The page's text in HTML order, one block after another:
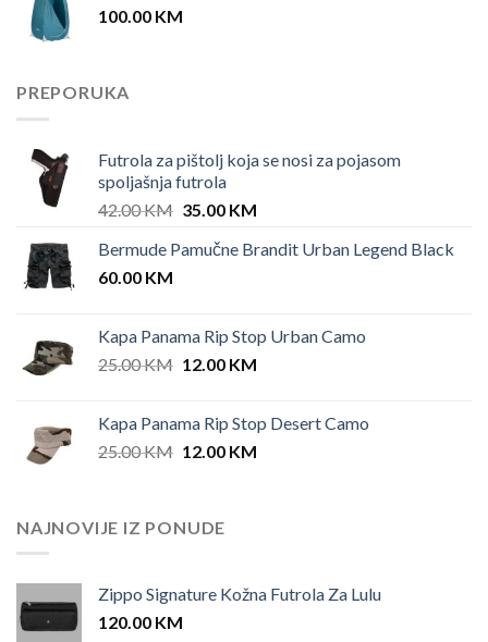
100.00 KM
PREPORUKA
Futrola za pištolj koja se nosi za pojasom
spoljašnja futrola
42.00KM Original
was:
35.00 KMCurrent
is:
Bermude Pamučne Brandit Urban Legend Black
60.00 KM
Kapa Panama Rip Stop Urban Camo
25.00KM Original
25.00 KM.
12.00 KMCurrent
12.00 KM.
Kapa Panama Rip Stop Desert Camo
25.00KM Original
25.00 KM.
12.00 KMCurrent
NAJNOVIJE IZ PONUDE
Zippo Signature Kožna Futrola Za Lulu
120.00 KM